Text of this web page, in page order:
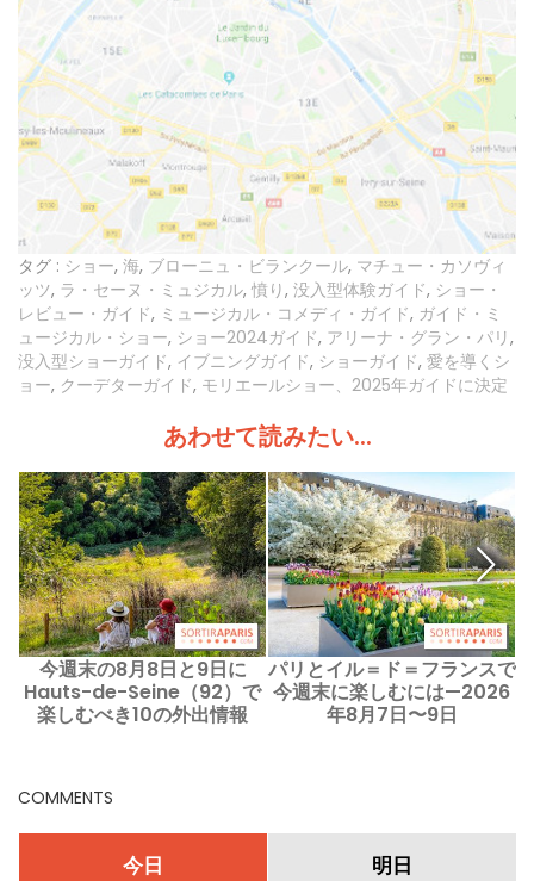
タグ : ショー, 海, ブローニュ・ビランクール, マチュー・カソヴィ
ッツ, ラ・セーヌ・ミュジカル, 憤り, 没入型体験ガイド, ショー・
レビュー・ガイド, ミュージカル・コメディ・ガイド, ガイド・ミ
ュージカル・ショー, ショー2024ガイド, アリーナ・グラン・パリ,
没入型ショーガイド, イブニングガイド, ショーガイド, 愛を導くシ
ョー, クーデターガイド, モリエールショー、2025年ガイドに決定
あわせて読みたい...
今週末の8月8日と9日に
Hauts-de-Seine（92）で
楽しむべき10の外出情報
パリとイル＝ド＝フランスで
今週末に楽しむには—2026
年8月7日〜9日
COMMENTS
今日 明日